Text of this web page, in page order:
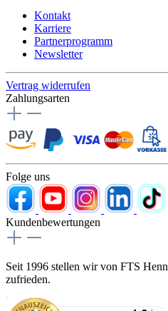
Kontakt
Karriere
Partnerprogramm
Newsletter
Vertrag widerrufen
Zahlungsarten
Folge uns
Kundenbewertungen
Seit 1996 stellen wir von FTS
zufrieden.